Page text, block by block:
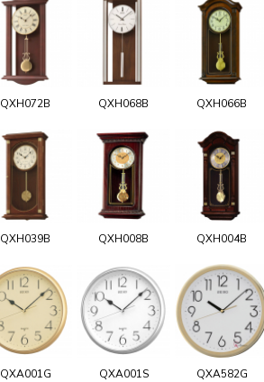
QXH072B QXH068B QXH066B
QXH039B QXH008B QXH004B
QXA001G QXA001S QXA582G